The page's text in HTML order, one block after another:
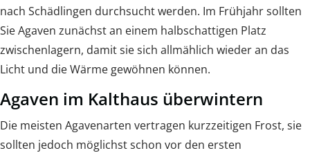
nach Schädlingen durchsucht werden. Im Frühjahr sollten
Sie Agaven zunächst an einem halbschattigen Platz
zwischenlagern, damit sie sich allmählich wieder an das
Licht und die Wärme gewöhnen können.
Agaven im Kalthaus überwintern
Die meisten Agavenarten vertragen kurzzeitigen Frost, sie
sollten jedoch möglichst schon vor den ersten